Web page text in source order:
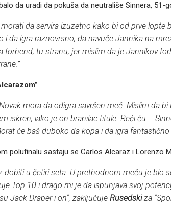
da uradi da pokuša da neutrališe Sinnera, 51-
da servira izuzetno kako bi od prve lopte
i da igra raznovrsno, da navuče Jannika na
forhend, tu stranu, jer mislim da je Jannikov
mora da odigra savršen meč. Mislim da bi
iskren, iako je on branilac titule. Reći ću –
će baš duboko da kopa i da igra fantastično
polufinalu sastaju se Carlos Alcaraz i Lorenzo
dobiti u četiri seta. U prethodnom meču je bio
Top 10 i drago mi je da ispunjava svoj
Jack Draper i on“, zaključuje Rusedskiza